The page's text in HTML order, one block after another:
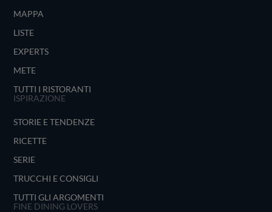
MAPPA
LISTE
EXPERTS
METE
TUTTI I RISTORANTI
ISPIRAZIONE
STORIE E TENDENZE
RICETTE
SERIE
TRUCCHI E CONSIGLI
TUTTI GLI ARGOMENTI
FINE DINING LOVERS